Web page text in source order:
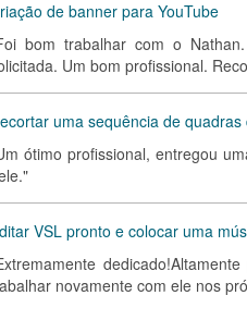
de banner para YouTube
bom trabalhar com o
Um bom profissional.
uma sequência de
ótimo profissional, entregou
VSL pronto e colocar uma
novamente com ele nos